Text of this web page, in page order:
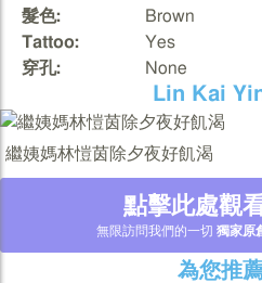
髮色:
Brown
Tattoo:
Yes
穿孔:
None
Lin Kai
繼姨媽林愷茵除夕夜好飢渴
點擊此處觀
無限訪問我們的一切 獨家原
為您推